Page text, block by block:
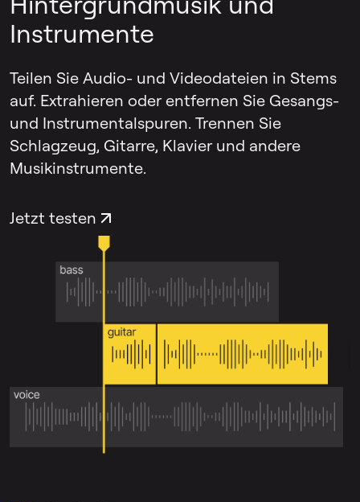
Instrumente
Teilen Sie Audio- und Videodateien in Stems
auf. Extrahieren oder entfernen Sie Gesangs-
und Instrumentalspuren. Trennen Sie
Schlagzeug, Gitarre, Klavier und andere
Musikinstrumente.
Jetzt testen